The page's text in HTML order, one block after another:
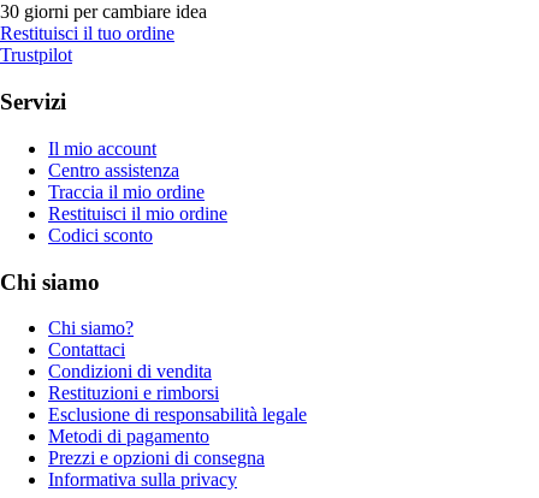
30 giorni per cambiare idea
Restituisci il tuo ordine
Trustpilot
Servizi
Il mio account
Centro assistenza
Traccia il mio ordine
Restituisci il mio ordine
Codici sconto
Chi siamo
Chi siamo?
Contattaci
Condizioni di vendita
Restituzioni e rimborsi
Esclusione di responsabilità legale
Metodi di pagamento
Prezzi e opzioni di consegna
Informativa sulla privacy